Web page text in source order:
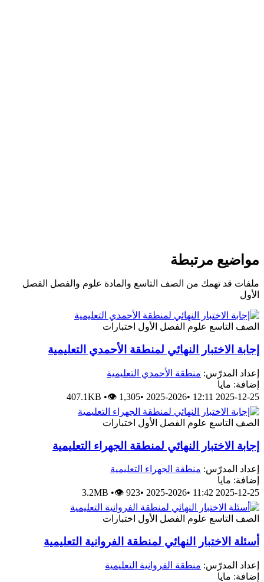
مواضيع مرتبطة
ملفات قد تهمك من الصف التاسع والمادة علوم والفصل الفصل
الأول
الصف التاسع علوم الفصل الأول اختبارات
إجابة الاختبار النهائي لمنطقة الأحمدي التعليمية
إعداد المدرّس: منطقة الأحمدي التعليمية
إضافة: مايا
2025-12-25 12:11
•
2025-2026
•
407.1KB •👁 1,305
الصف التاسع علوم الفصل الأول اختبارات
إجابة الاختبار النهائي لمنطقة الجهراء التعليمية
إعداد المدرّس: منطقة الجهراء التعليمية
إضافة: مايا
2025-12-25 11:42
•
2025-2026
•
3.2MB •👁 923
الصف التاسع علوم الفصل الأول اختبارات
أسئلة الاختبار النهائي لمنطقة الفروانية التعليمية
إعداد المدرّس: منطقة الفروانية التعليمية
إضافة: مايا